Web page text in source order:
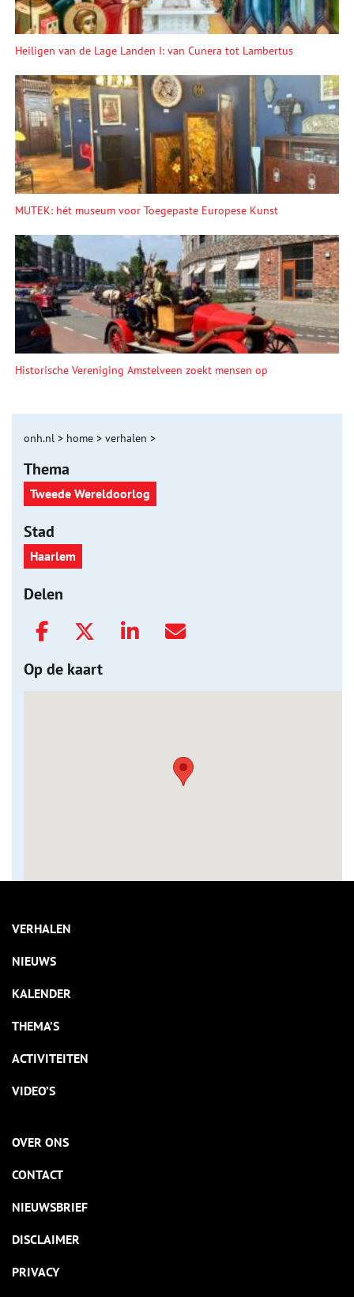
Heiligen van de Lage Landen I: van Cunera tot Lambertus
MUTEK: hét museum voor Toegepaste Europese Kunst
Historische Vereniging Amstelveen zoekt mensen op
onh.nl > home > verhalen >
Thema
Tweede Wereldoorlog
Stad
Haarlem
Delen
Op de kaart
VERHALEN
NIEUWS
KALENDER
THEMA’S
ACTIVITEITEN
VIDEO’S
OVER ONS
CONTACT
NIEUWSBRIEF
DISCLAIMER
PRIVACY